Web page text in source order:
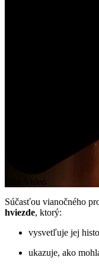
Play Video
Súčasťou vianočného
hviezde, ktorý:
vysvetľuje jej
ukazuje, ako